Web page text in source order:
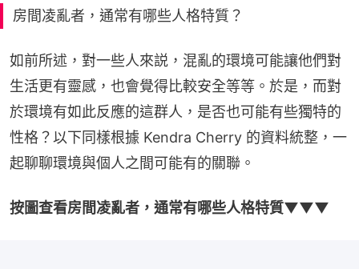
房間凌亂者，通常有哪些人格特質？
如前所述，對一些人來説，混亂的環境可能讓他們對
生活更有靈感，也會覺得比較安全等等。於是，而對
於環境有如此反應的這群人，是否也可能有些獨特的
性格？以下同樣根據 Kendra Cherry 的資料統整，一
起聊聊環境與個人之間可能有的關聯。
按圖查看房間凌亂者，通常有哪些人格特質▼▼▼